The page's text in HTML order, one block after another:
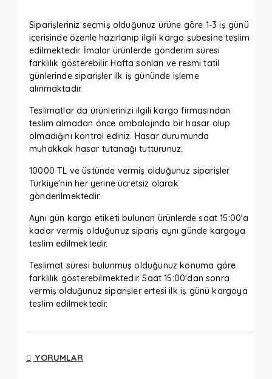
Siparişleriniz seçmiş olduğunuz ürüne göre 1-3 iş günü
içerisinde özenle hazırlanıp ilgili kargo şubesine teslim
edilmektedir. İmalar ürünlerde gönderim süresi
farklılık gösterebilir. Hafta sonları ve resmi tatil
günlerinde siparişler ilk iş gününde işleme
alınmaktadır.
Teslimatlar da ürünlerinizi ilgili kargo firmasından
teslim almadan önce ambalajında bir hasar olup
olmadığını kontrol ediniz. Hasar durumunda
muhakkak hasar tutanağı tutturunuz.
10000 TL ve üstünde vermiş olduğunuz siparişler
Türkiye'nin her yerine ücretsiz olarak
gönderilmektedir.
Aynı gün kargo etiketi bulunan ürünlerde saat 15:00'a
kadar vermiş olduğunuz sipariş aynı günde kargoya
teslim edilmektedir.
Teslimat süresi bulunmuş olduğunuz konuma göre
farklılık gösterebilmektedir. Saat 15:00'dan sonra
vermiş olduğunuz siparişler ertesi ilk iş günü kargoya
teslim edilmektedir.
YORUMLAR